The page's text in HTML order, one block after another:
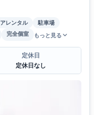
レンタル
駐車場
完全個室 もっと見る
定休日
定休日なし